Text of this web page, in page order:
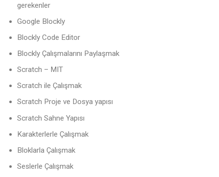
gerekenler
Google Blockly
Blockly Code Editor
Blockly Çalışmalarını Paylaşmak
Scratch – MIT
Scratch ile Çalışmak
Scratch Proje ve Dosya yapısı
Scratch Sahne Yapısı
Karakterlerle Çalışmak
Bloklarla Çalışmak
Seslerle Çalışmak